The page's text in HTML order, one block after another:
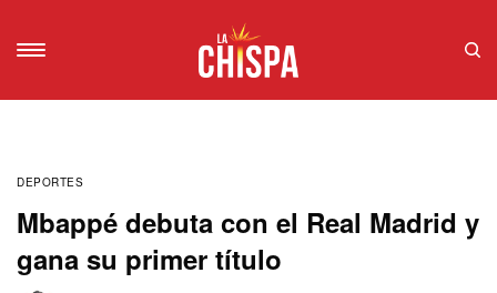
DEPORTES
Mbappé debuta con el Real Madrid y
gana su primer título